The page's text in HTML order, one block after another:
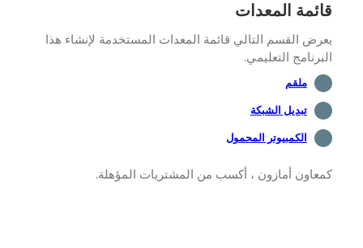
المعدات
القسم التالي قائمة المعدات المستخدمة لإنشاء هذا
التعليمي.
ملقم
تبديل الشبكة
الكمبيوتر المحمول
أمازون ، أكسب من المشتريات المؤهلة.